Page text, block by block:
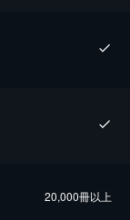
20,000冊以上